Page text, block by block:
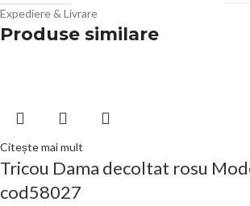
Expediere & Livrare
Produse similare
Citește mai mult
Tricou Dama decoltat rosu
cod58027